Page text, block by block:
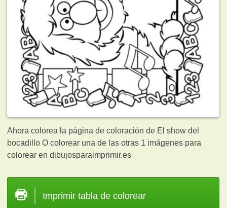
Ahora colorea la página de coloración de El show del
bocadillo O colorear una de las otras 1 imágenes para
colorear en dibujosparaimprimir.es
Imprimir tabla de colorear